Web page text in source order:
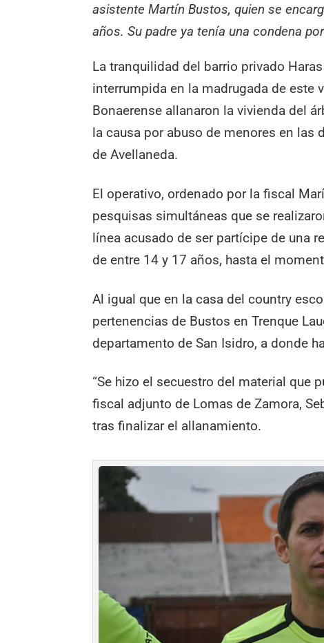
asistente Martín Bustos, quien se
años. Su padre ya tenía una condena
La tranquilidad del barrio privado
interrumpida en la madrugada de este
Bonaerense allanaron la vivienda del
la causa por abuso de menores en
de Avellaneda.
El operativo, ordenado por la fiscal
pesquisas simultáneas que se
línea acusado de ser partícipe de una
de entre 14 y 17 años, hasta el
Al igual que en la casa del country
pertenencias de Bustos en Trenque
departamento de San Isidro, a donde
“Se hizo el secuestro del material que
fiscal adjunto de Lomas de Zamora,
tras finalizar el allanamiento.